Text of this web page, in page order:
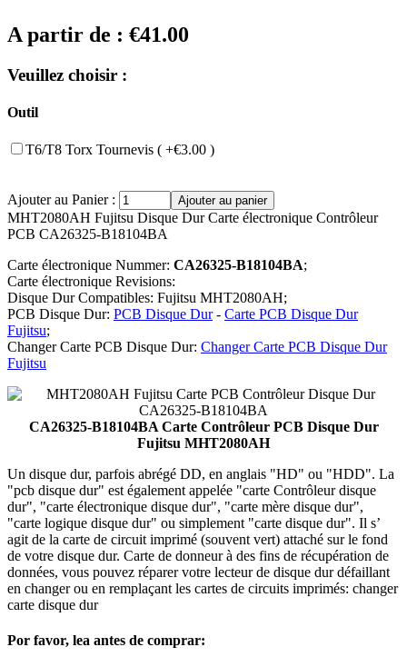
A partir de : €41.00
Veuillez choisir :
Outil
T6/T8 Torx Tournevis ( +€3.00 )
Ajouter au Panier :
MHT2080AH Fujitsu Disque Dur Carte électronique Contrôleur
PCB CA26325-B18104BA
Carte électronique Nummer: CA26325-B18104BA;
Carte électronique Revisions:
Disque Dur Compatibles: Fujitsu MHT2080AH;
PCB Disque Dur: PCB Disque Dur- Carte PCB Disque Dur
Fujitsu;
Changer Carte PCB Disque Dur: Changer Carte PCB Disque Dur
Fujitsu
CA26325-B18104BA Carte Contrôleur PCB Disque Dur
Fujitsu MHT2080AH
Un disque dur, parfois abrégé DD, en anglais "HD" ou "HDD". La
"pcb disque dur" est également appelée "carte Contrôleur disque
dur", "carte électronique disque dur", "carte mère disque dur",
"carte logique disque dur" ou simplement "carte disque dur". Il s’
agit de la carte de circuit imprimé (souvent vert) attaché sur le fond
de votre disque dur. Carte de donneur à des fins de récupération de
données, vous pouvez réparer votre lecteur de disque dur défaillant
en changer ou en remplaçant les cartes de circuits imprimés: changer
carte disque dur
Por favor, lea antes de comprar: